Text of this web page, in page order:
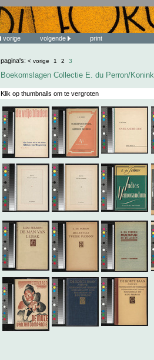
vorige volgende print
pagina's: < vorige 1 2 3
Boekomslagen Collectie E. du Perron/
Klik op thumbnails om te vergroten